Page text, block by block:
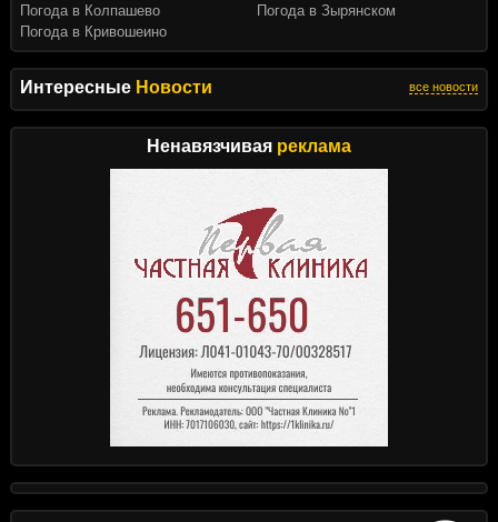
Интересные Новости все новости
Ненавязчивая реклама
Погода в Колпашево
Погода в Кривошеино
Погода в Зырянском